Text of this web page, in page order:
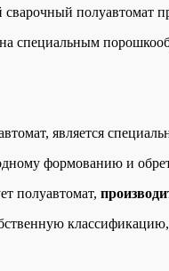
полуавтомат
специальным
является
формованию и
полуавтомат,